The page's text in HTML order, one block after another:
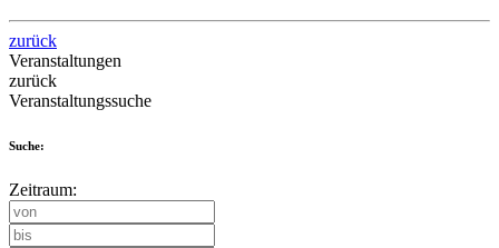
zurück
Veranstaltungen
zurück
Veranstaltungssuche
Suche:
Zeitraum: